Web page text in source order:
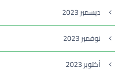
ديسمبر 2023
نوفمبر 2023
أكتوبر 2023